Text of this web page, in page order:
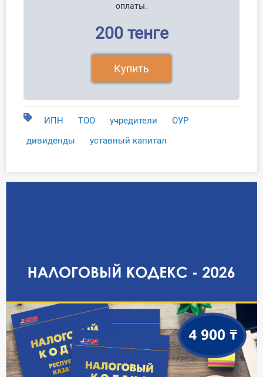
оплаты.
200 тенге
Купить
ИПН ТОО учредители
ОУР
дивиденды
уставный капитал